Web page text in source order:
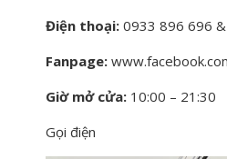
Điện thoại: 0933 896 696
Fanpage:
Giờ mở cửa: 10:00 – 21:30
Gọi điện